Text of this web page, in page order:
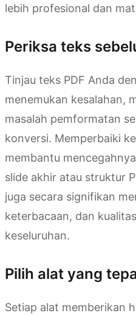
lebih profesional dan
Periksa teks
Tinjau teks PDF Anda
menemukan kesalahan,
masalah pemformatan
konversi. Memperbaiki
membantu
slide akhir atau struktur
juga secara signifikan
keterbacaan, dan
keseluruhan.
Pilih alat yang
Setiap alat memberikan